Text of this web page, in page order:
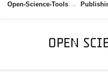
Open-Science-Tools
Open